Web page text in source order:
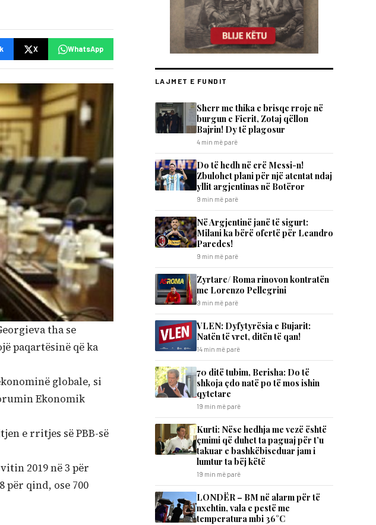
X WhatsApp
tha se
paqartësinë që ka
globale, si
Ekonomik
e rritjes së PBB-së
2019 në 3 për
për qind, ose 700
LAJMET E FUNDIT
Sherr me thika e brisqe rroje në
burgun e Fierit, Zotaj qëllon
Bajrin! Dy të plagosur
4 min më parë
Do të hedh në erë Messi-n!
Zbulohet plani për një atentat ndaj
yllit argjentinas në Botëror
9 min më parë
Në Argjentinë janë të sigurt:
Milani ka bërë ofertë për Leandro
Paredes!
9 min më parë
Zyrtare/ Roma rinovon kontratën
me Lorenzo Pellegrini
9 min më parë
VLEN: Dyfytyrësia e Bujarit:
Natën të vret, ditën të qan!
14 min më parë
70 ditë tubim, Berisha: Do të
shkoja çdo natë po të mos ishin
qytetare
19 min më parë
Kurti: Nëse hedhja me vezë është
çmimi që duhet ta paguaj për t’u
takuar e bashkëbiseduar jam i
lumtur ta bëj këtë
19 min më parë
LONDËR – BM në alarm për të
nxehtin, vala e pestë me
temperatura mbi 36°C